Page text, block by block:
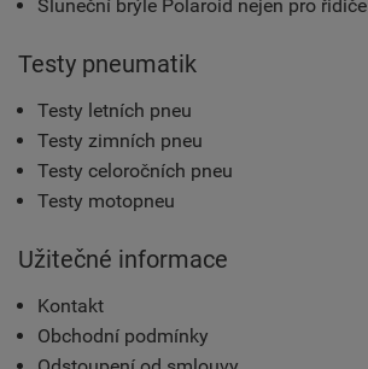
Sluneční brýle Polaroid nejen pro řidiče
Testy pneumatik
Testy letních pneu
Testy zimních pneu
Testy celoročních pneu
Testy motopneu
Užitečné informace
Kontakt
Obchodní podmínky